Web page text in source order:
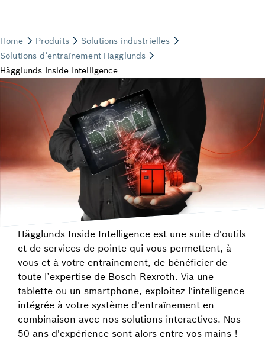
Hägglunds Inside Intelligence est une suite d'outils
et de services de pointe qui vous permettent, à
vous et à votre entraînement, de bénéficier de
toute l’expertise de Bosch Rexroth. Via une
tablette ou un smartphone, exploitez l'intelligence
intégrée à votre système d'entraînement en
combinaison avec nos solutions interactives. Nos
50 ans d'expérience sont alors entre vos mains !